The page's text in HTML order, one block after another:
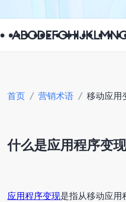
ABCDEFGHIJKLMN
首页 / 营销术语 / 移动应用
什么是应用程序变
应用程序变现是指从移动应用